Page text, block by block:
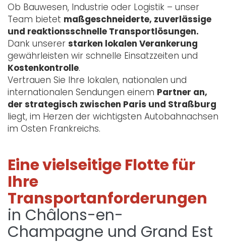
Ob Bauwesen, Industrie oder Logistik – unser
Team bietet maßgeschneiderte, zuverlässige
und reaktionsschnelle Transportlösungen.
Dank unserer starken lokalen Verankerung
gewährleisten wir schnelle Einsatzzeiten und
Kostenkontrolle.
Vertrauen Sie Ihre lokalen, nationalen und
internationalen Sendungen einem Partner an,
der strategisch zwischen Paris und Straßburg
liegt, im Herzen der wichtigsten Autobahnachsen
im Osten Frankreichs.
Eine vielseitige Flotte für
Ihre
Transportanforderungen
in Châlons-en-
Champagne und Grand Est